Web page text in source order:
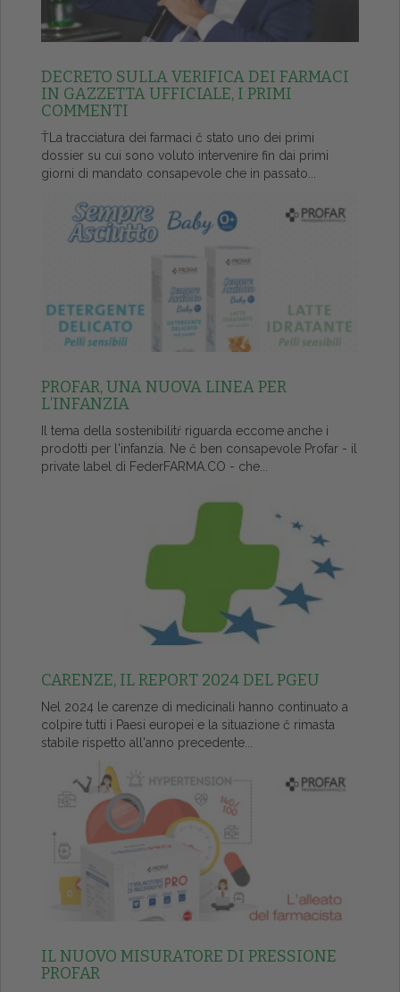
DECRETO SULLA VERIFICA DEI FARMACI
IN GAZZETTA UFFICIALE, I PRIMI
COMMENTI
ŤLa tracciatura dei farmaci č stato uno dei primi
dossier su cui sono voluto intervenire fin dai primi
giorni di mandato consapevole che in passato...
PROFAR, UNA NUOVA LINEA PER
L’INFANZIA
Il tema della sostenibilitŕ riguarda eccome anche i
prodotti per l'infanzia. Ne č ben consapevole Profar - il
private label di FederFARMA.CO - che...
CARENZE, IL REPORT 2024 DEL PGEU
Nel 2024 le carenze di medicinali hanno continuato a
colpire tutti i Paesi europei e la situazione č rimasta
stabile rispetto all'anno precedente...
IL NUOVO MISURATORE DI PRESSIONE
PROFAR